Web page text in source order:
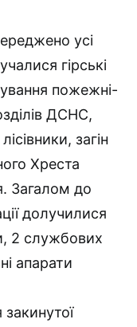
усі
гірські
пожежні-
ДСНС,
загін
Хреста
Загалом до
долучилися
2 службових
апарати